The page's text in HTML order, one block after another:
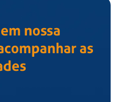
nossa
as